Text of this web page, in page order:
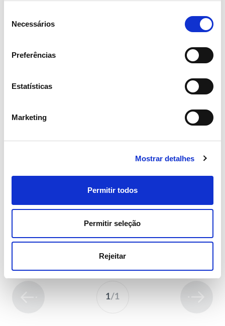
Necessários
Preferências
Estatísticas
Marketing
Mostrar detalhes
Permitir todos
Permitir seleção
Rejeitar
Comunidades Locais
corporações de Bombeiros
+3
1/1